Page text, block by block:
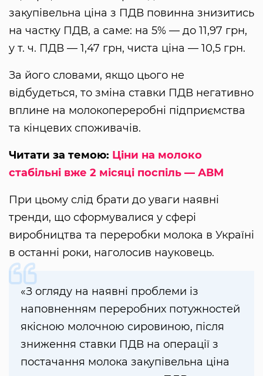
закупівельна ціна з ПДВ повинна знизитись
на частку ПДВ, а саме: на 5% — до 11,97 грн,
у т. ч. ПДВ — 1,47 грн, чиста ціна — 10,5 грн.
За його словами, якщо цього не
відбудеться, то зміна ставки ПДВ негативно
вплине на молокопереробні підприємства
та кінцевих споживачів.
Читати за темою: Ціни на молоко
стабільні вже 2 місяці поспіль — АВМ
При цьому слід брати до уваги наявні
тренди, що сформувалися у сфері
виробництва та переробки молока в Україні
в останні роки, наголосив науковець.
«З огляду на наявні проблеми із
наповненням переробних потужностей
якісною молочною сировиною, після
зниження ставки ПДВ на операції з
постачання молока закупівельна ціна